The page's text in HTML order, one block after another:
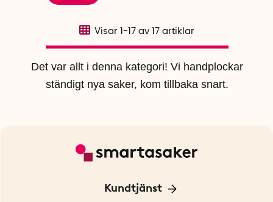
Det var allt i denna kategori! Vi handplockar
ständigt nya saker, kom tillbaka snart.
Visar 1-17 av 17 artiklar
Kundtjänst